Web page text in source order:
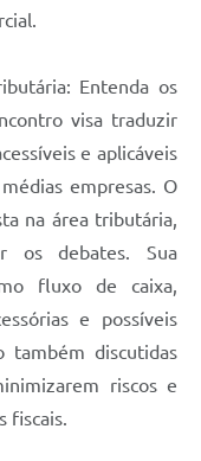
Entenda os
visa traduzir
e aplicáveis
empresas. O
na área tributária,
os debates. Sua
fluxo de caixa,
e possíveis
também discutidas
riscos e
fiscais.